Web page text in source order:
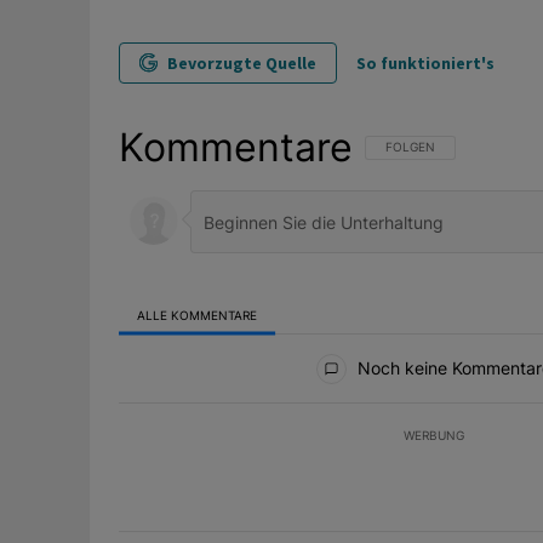
Bevorzugte Quelle So funktioniert's
Kommentare FOLGE DIESER
FOLGEN
ALLE KOMMENTARE
Noch keine
WERBUNG